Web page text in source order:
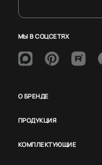
МЫ В СОЦСЕТЯХ
О БРЕНДЕ
ПРОДУКЦИЯ
КОМПЛЕКТУЮЩИЕ